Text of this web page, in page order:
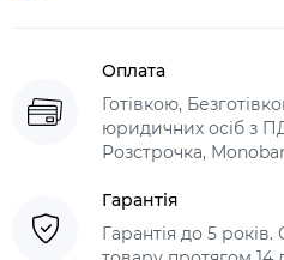
Оплата
Готівкою,
юридичних осіб з
Розстрочка,
Гарантія
Гарантія до 5